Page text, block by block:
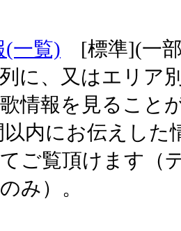
(一覧) [標準](一
に、又はエリア
情報を見ること
以内にお伝えした
ご覧頂けます（
み）。